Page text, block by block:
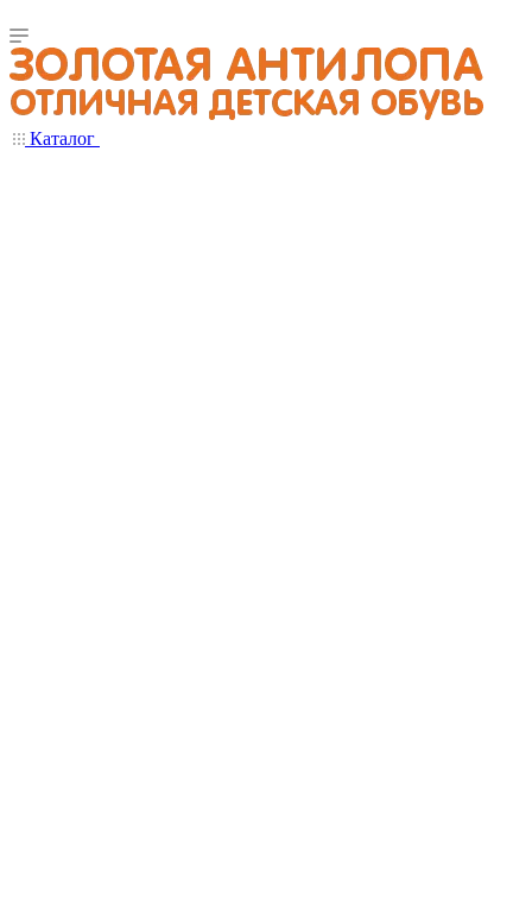
Каталог